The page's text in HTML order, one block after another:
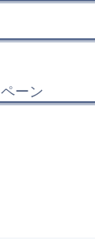
ーン